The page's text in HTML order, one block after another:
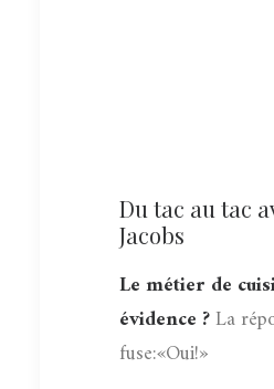
Du tac au tac
Jacobs
Le métier de
évidence ?La
fuse:«Oui!»